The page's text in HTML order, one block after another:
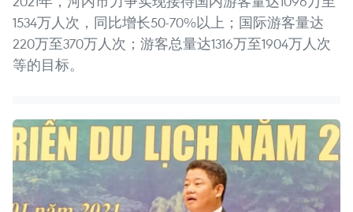
1534万人次，同比增长50-70%以上；国际游客量达
220万至370万人次；游客总量达1316万至1904万人次
等的目标。